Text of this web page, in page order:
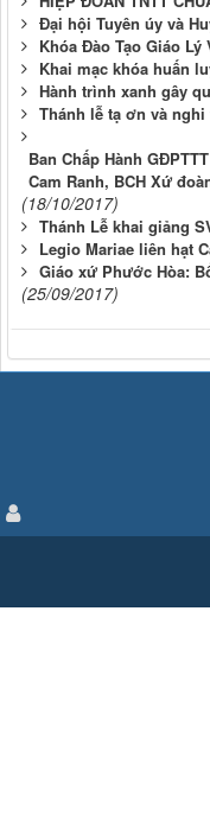
Đại hội Tuyên úy và
Khóa Đào Tạo Giáo Lý
Khai mạc khóa huấn
Hành trình xanh gây
Thánh lễ tạ ơn và
Ban Chấp Hành
Cam Ranh, BCH Xứ
(18/10/2017)
Thánh Lễ khai giảng
Legio Mariae liên hạt
Giáo xứ Phước Hòa:
(25/09/2017)